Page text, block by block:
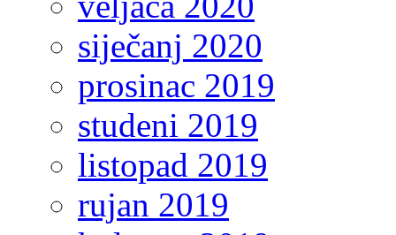
siječanj 2020
prosinac 2019
studeni 2019
listopad 2019
rujan 2019